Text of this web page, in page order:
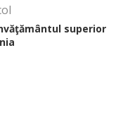
superior